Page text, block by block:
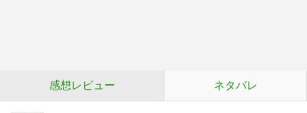
感想レビュー ネタバレ